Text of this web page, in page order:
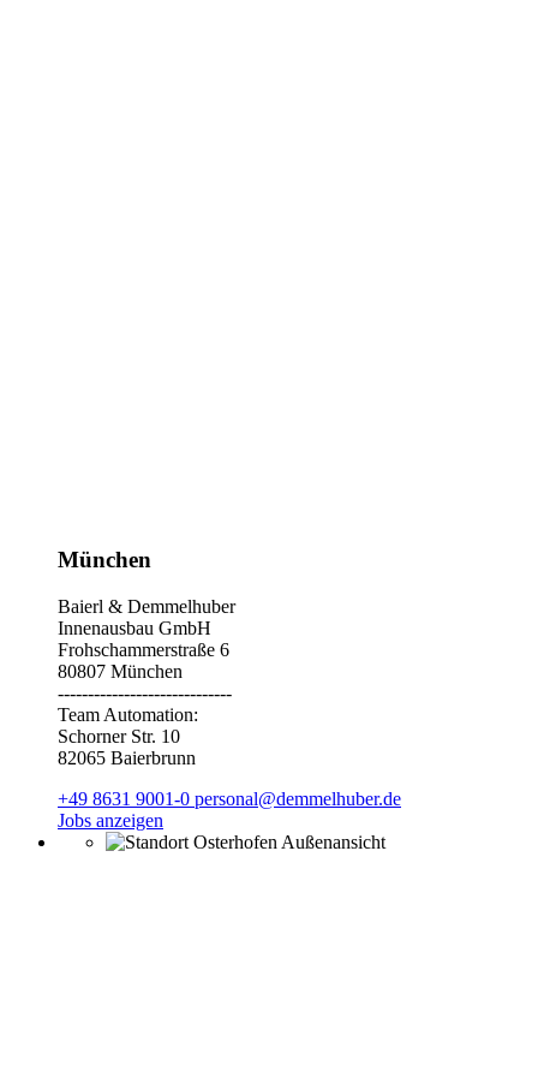
München
Baierl & Demmelhuber
Innenausbau GmbH
Frohschammerstraße 6
80807 München
-----------------------------
Team Automation:
Schorner Str. 10
82065 Baierbrunn
+49 8631 9001-0 personal@demmelhuber.de
Jobs anzeigen